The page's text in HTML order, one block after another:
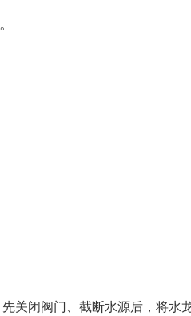
关闭阀门、截断水源后，将水